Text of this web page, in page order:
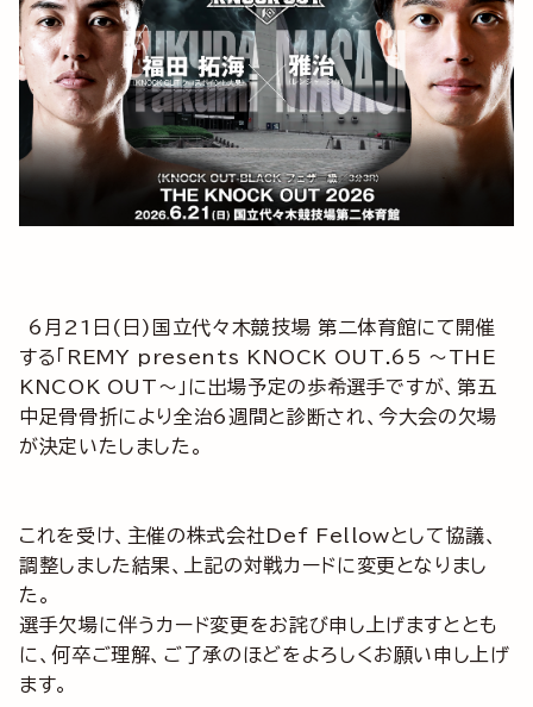
6月21日(日)国立代々木競技場 第二体育館にて開催
する「REMY presents KNOCK OUT.65 ～THE
KNCOK OUT～」に出場予定の歩希選手ですが、第五
中足骨骨折により全治6週間と診断され、今大会の欠場
が決定いたしました。
これを受け、主催の株式会社Def Fellowとして協議、
調整しました結果、上記の対戦カードに変更となりまし
た。
選手欠場に伴うカード変更をお詫び申し上げますととも
に、何卒ご理解、ご了承のほどをよろしくお願い申し上げ
ます。